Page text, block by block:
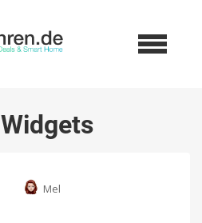
Widgets
Mel